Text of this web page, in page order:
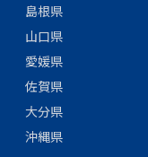
島根県
山口県
愛媛県
佐賀県
大分県
沖縄県